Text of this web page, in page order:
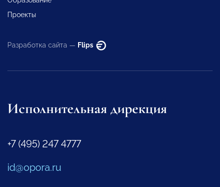
Проекты
Разработка сайта — Flips
Исполнительная дирекция
+7 (495) 247 4777
id@opora.ru